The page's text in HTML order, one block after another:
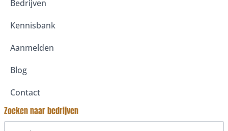
Bedrijven
Kennisbank
Aanmelden
Blog
Contact
Zoeken naar bedrijven